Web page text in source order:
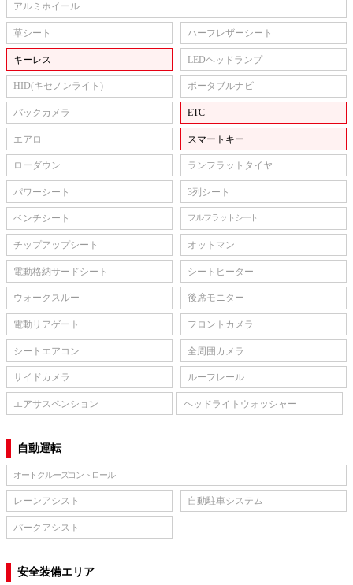
アルミホイール
革シート ハーフレザーシート
キーレス LEDヘッドランプ
HID(キセノンライト) ポータブルナビ
バックカメラ ETC
エアロ スマートキー
ローダウン ランフラットタイヤ
パワーシート 3列シート
ベンチシート フルフラットシート
チップアップシート オットマン
電動格納サードシート シートヒーター
ウォークスルー 後席モニター
電動リアゲート フロントカメラ
シートエアコン 全周囲カメラ
サイドカメラ ルーフレール
エアサスペンション ヘッドライトウォッシャー
自動運転
オートクルーズコントロール
レーンアシスト 自動駐車システム
パークアシスト
安全装備エリア